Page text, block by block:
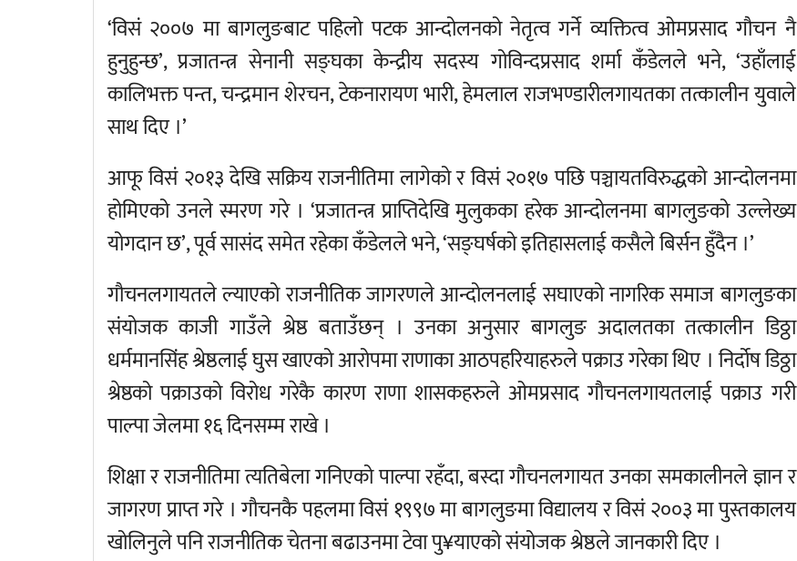
‘विसं २००७ मा बागलुङबाट पहिलो पटक आन्दोलनको नेतृत्व गर्ने व्यक्तित्व ओमप्रसाद गौचन नै
हुनुहुन्छ’, प्रजातन्त्र सेनानी सङ्घका केन्द्रीय सदस्य गोविन्दप्रसाद शर्मा कँडेलले भने, ‘उहाँलाई
कालिभक्त पन्त, चन्द्रमान शेरचन, टेकनारायण भारी, हेमलाल राजभण्डारीलगायतका तत्कालीन युवाले
साथ दिए ।’
आफू विसं २०१३ देखि सक्रिय राजनीतिमा लागेको र विसं २०१७ पछि पञ्चायतविरुद्धको आन्दोलनमा
होमिएको उनले स्मरण गरे । ‘प्रजातन्त्र प्राप्तिदेखि मुलुकका हरेक आन्दोलनमा बागलुङको उल्लेख्य
योगदान छ’, पूर्व सासंद समेत रहेका कँडेलले भने, ‘सङ्घर्षको इतिहासलाई कसैले बिर्सन हुँदैन ।’
गौचनलगायतले ल्याएको राजनीतिक जागरणले आन्दोलनलाई सघाएको नागरिक समाज बागलुङका
संयोजक काजी गाउँले श्रेष्ठ बताउँछन् । उनका अनुसार बागलुङ अदालतका तत्कालीन डिठ्ठा
धर्ममानसिंह श्रेष्ठलाई घुस खाएको आरोपमा राणाका आठपहरियाहरुले पक्राउ गरेका थिए । निर्दोष डिठ्ठा
श्रेष्ठको पक्राउको विरोध गरेकै कारण राणा शासकहरुले ओमप्रसाद गौचनलगायतलाई पक्राउ गरी
पाल्पा जेलमा १६ दिनसम्म राखे ।
शिक्षा र राजनीतिमा त्यतिबेला गनिएको पाल्पा रहँदा, बस्दा गौचनलगायत उनका समकालीनले ज्ञान र
जागरण प्राप्त गरे । गौचनकै पहलमा विसं १९९७ मा बागलुङमा विद्यालय र विसं २००३ मा पुस्तकालय
खोलिनुले पनि राजनीतिक चेतना बढाउनमा टेवा पु¥याएको संयोजक श्रेष्ठले जानकारी दिए ।